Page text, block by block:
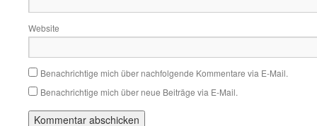
Website
Benachrichtige mich über nachfolgende Kommentare via E-Mail.
Benachrichtige mich über neue Beiträge via E-Mail.